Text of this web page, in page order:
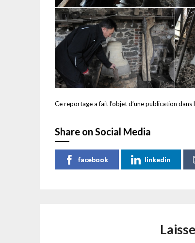
Ce reportage a fait l’objet d’une publication dans
Share on Social Media
facebook linkedin